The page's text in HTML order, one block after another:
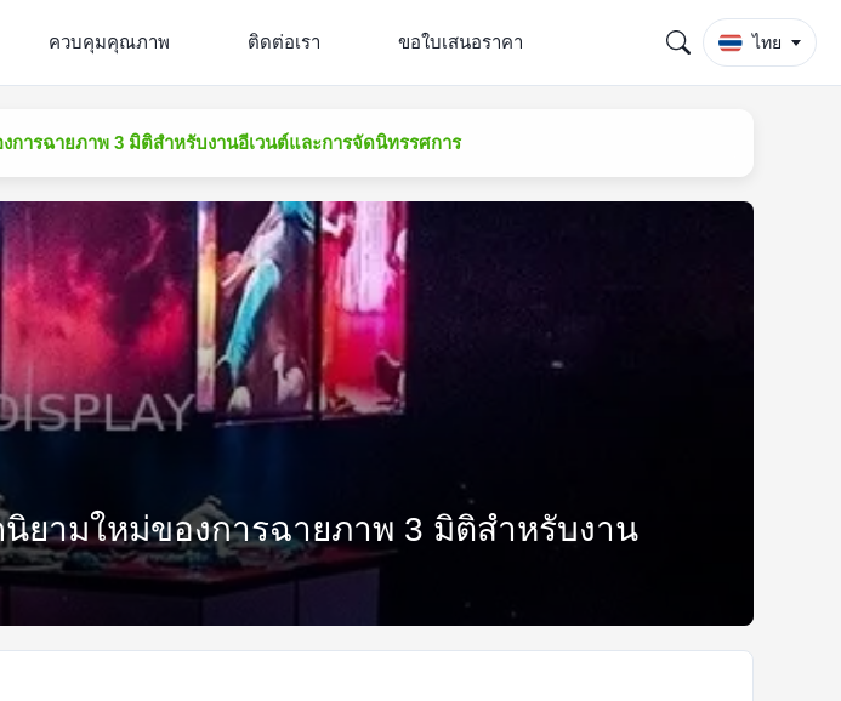
ควบคุมคุณภาพ ติดต่อเรา ขอใบเสนอราคา ไทย
ารฉายภาพ 3 มิติสำหรับงานอีเวนต์และการจัดนิทรรศการ
ยามใหม่ของการฉายภาพ 3 มิติสำหรับงาน